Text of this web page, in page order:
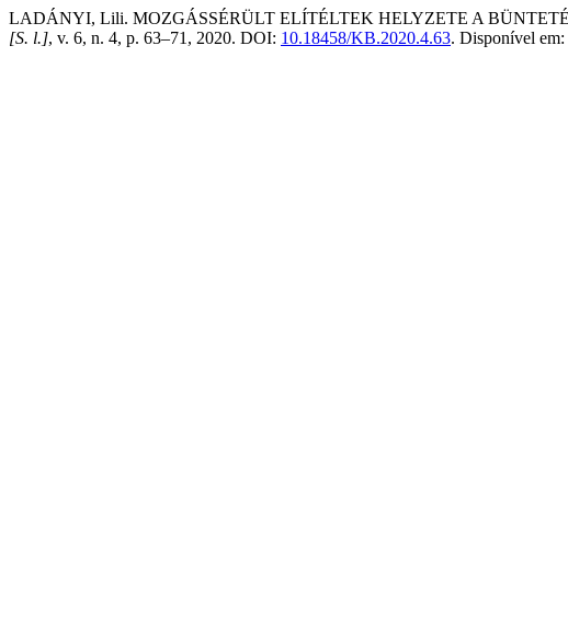
LADÁNYI, Lili. MOZGÁSSÉRÜLT ELÍTÉLTEK HELYZETE A
[S. l.], v. 6, n. 4, p. 63–71, 2020. DOI: 10.18458/KB.2020.4.63. Disponível em: